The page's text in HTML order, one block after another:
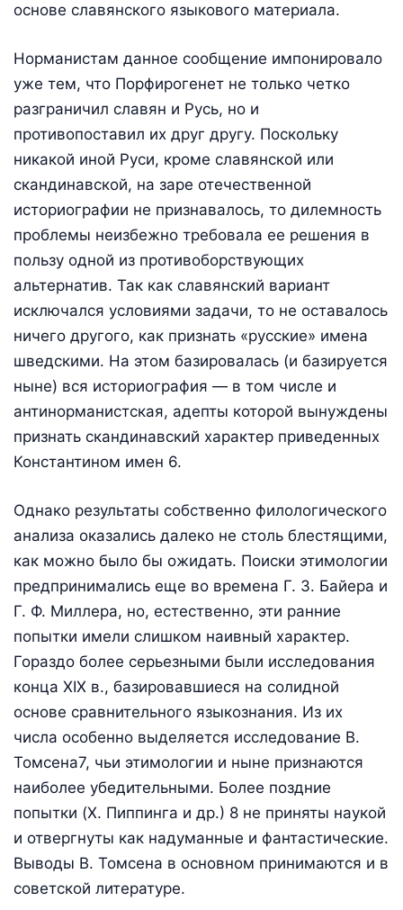
основе славянского языкового материала.
Норманистам данное сообщение импонировало
уже тем, что Порфирогенет не только четко
разграничил славян и Русь, но и
противопоставил их друг другу. Поскольку
никакой иной Руси, кроме славянской или
скандинавской, на заре отечественной
историографии не признавалось, то дилемность
проблемы неизбежно требовала ее решения в
пользу одной из противоборствующих
альтернатив. Так как славянский вариант
исключался условиями задачи, то не оставалось
ничего другого, как признать «русские» имена
шведскими. На этом базировалась (и базируется
ныне) вся историография — в том числе и
антинорманистская, адепты которой вынуждены
признать скандинавский характер приведенных
Константином имен 6.
Однако результаты собственно филологического
анализа оказались далеко не столь блестящими,
как можно было бы ожидать. Поиски этимологии
предпринимались еще во времена Г. 3. Байера и
Г. Ф. Миллера, но, естественно, эти ранние
попытки имели слишком наивный характер.
Гораздо более серьезными были исследования
конца XIX в., базировавшиеся на солидной
основе сравнительного языкознания. Из их
числа особенно выделяется исследование В.
Томсена7, чьи этимологии и ныне признаются
наиболее убедительными. Более поздние
попытки (X. Пиппинга и др.) 8 не приняты наукой
и отвергнуты как надуманные и фантастические.
Выводы В. Томсена в основном принимаются и в
советской литературе.